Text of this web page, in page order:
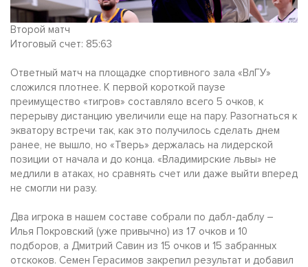
Второй матч
Итоговый счет: 85:63
Ответный матч на площадке спортивного зала «ВлГУ»
сложился плотнее. К первой короткой паузе
преимущество «тигров» составляло всего 5 очков, к
перерыву дистанцию увеличили еще на пару. Разогнаться к
экватору встречи так, как это получилось сделать днем
ранее, не вышло, но «Тверь» держалась на лидерской
позиции от начала и до конца. «Владимирские львы» не
медлили в атаках, но сравнять счет или даже выйти вперед
не смогли ни разу.
Два игрока в нашем составе собрали по дабл-даблу –
Илья Покровский (уже привычно) из 17 очков и 10
подборов, а Дмитрий Савин из 15 очков и 15 забранных
отскоков. Семен Герасимов закрепил результат и добавил